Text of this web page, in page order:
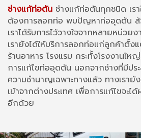
ช่างแก้ท่อตัน ช่างแก้ท่อตันทุกชนิด เร
ต้องการลอกท่อ พบปัญหาท่ออุดตัน
เราได้รับการไว้วางใจจากหลายหน่วย
เรายังได้ให้บริการลอกท่อแก่ลูกค้าตั้
ร้านอาหาร โรงแรม กระทั้งโรงงานให
การแก้ไขท่ออุดตัน นอกจากช่างที่มีปร
ความชำนาญเฉพาะทางแล้ว ทางเรา
เข้าจากต่างประเทศ เพื่อการแก้ไขจะ
อีกด้วย